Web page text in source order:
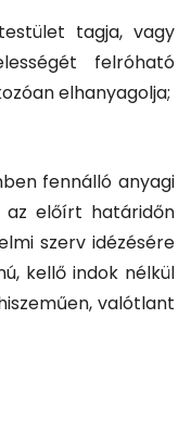
tagja, vagy
felróható
elhanyagolja;
fennálló anyagi
az előírt határidőn
szerv idézésére
kellő indok nélkül
valótlant